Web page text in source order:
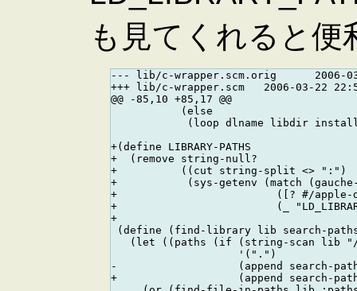
も見てくれると
--- lib/c-wrapper.scm.orig      2006-03-
+++ lib/c-wrapper.scm   2006-03-22
@@ -85,10 +85,17 @@
           (else
(loop dlname libdir
+(define LIBRARY-PATHS
+  (remove string-null?
+          ((cut string-split <> ":")
+           (sys-getenv (match
+                         ([? #/apple-
+                         (_
+
(define (find-library lib search-
(let ((paths (if (string-scan lib
                    '(".")
-                   (append search-paths
+                   (append search-paths